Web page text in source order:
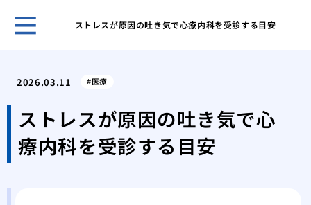
ストレスが原因の吐き気で心療内科を受診する目安
2026.03.11 医療
ストレスが原因の吐き気で心
療内科を受診する目安